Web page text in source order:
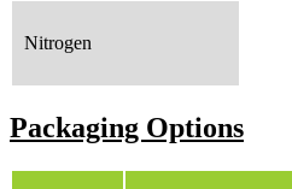
Nitrogen
Packaging Options